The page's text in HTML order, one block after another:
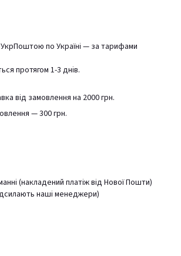
по Україні — за тарифами
протягом 1-3 днів.
від замовлення на 2000 грн.
— 300 грн.
(накладений платіж від Нової Пошти)
наші менеджери)